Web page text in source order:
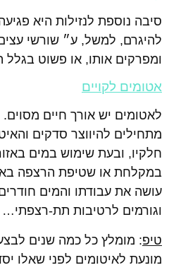
סיבה נוספת לנזילות היא פגיעה
להיגרם, למשל, ע״ שורשי
ומפרקים אותו, או פשוט בגלל
אטומים לקויים
לאטומים יש אורך חיים מסוים.
מתחילים להיווצר סדקים
חלקיו, ובעת שימוש במים
במקלחת או שטיפת הרצפה
עושה את עבודתו והמים
וגורמים לרטיבות תת-רצפתי…
טיפ: מומלץ כל כמה שנים לבצע
מונעת לאיטומים לפני שאלו